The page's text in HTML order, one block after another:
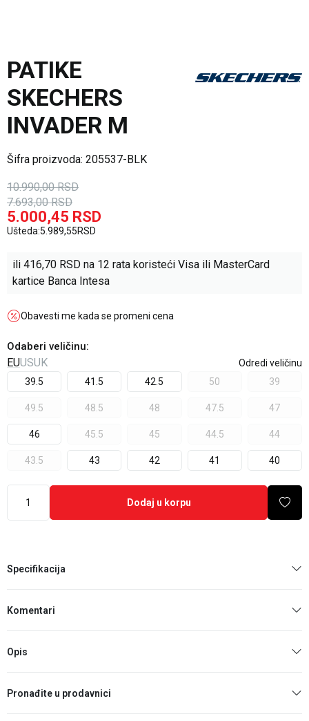
PATIKE
SKECHERS
INVADER M
Šifra proizvoda: 205537-BLK
10.990,00 RSD
7.693,00 RSD
5.000,45 RSD
Ušteda:5.989,55RSD
ili 416,70 RSD na 12 rata koristeći Visa ili MasterCard
kartice Banca Intesa
Obavesti me kada se promeni cena
Odaberi veličinu:
EUUSUK
Odredi veličinu
39.5
41.5 42.5 50 39
49.5 48.5 48 47.5 47
46 45.5 45 44.5 44
43.5 43 42 41 40
Dodaj u korpu
Specifikacija
Komentari
Opis
Pronađite u prodavnici